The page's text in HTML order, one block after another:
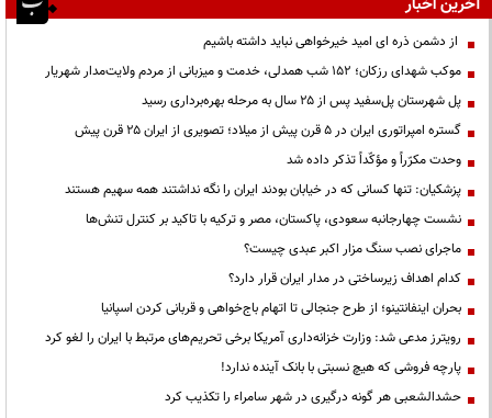
آخرین اخبار
از دشمن ذره ای امید خیرخواهی نباید داشته باشیم
موکب شهدای رزکان؛ ۱۵۲ شب همدلی، خدمت و میزبانی از مردم ولایت‌مدار شهریار
پل شهرستان پل‌سفید پس از ۲۵ سال به مرحله بهره‌برداری رسید
گستره امپراتوری ایران در ۵ قرن پیش از میلاد؛ تصویری از ایران ۲۵ قرن پیش
وحدت مکرّراً و مؤکّداً تذکر داده شد
پزشکیان: تنها کسانی که در خیابان بودند ایران را نگه نداشتند همه سهیم هستند
نشست چهارجانبه سعودی، پاکستان، مصر و ترکیه با تاکید بر کنترل تنش‌ها
ماجرای نصب سنگ مزار اکبر عبدی چیست؟
کدام اهداف زیرساختی در مدار ایران قرار دارد؟
بحران اینفانتینو؛ از طرح جنجالی تا اتهام باج‌خواهی و قربانی کردن اسپانیا
رویترز مدعی شد: وزارت خزانه‌داری آمریکا برخی تحریم‌های مرتبط با ایران را لغو کرد
پارچه فروشی که هیچ نسبتی با بانک آینده ندارد!
حشدالشعبی هر گونه درگیری در شهر سامراء را تکذیب کرد